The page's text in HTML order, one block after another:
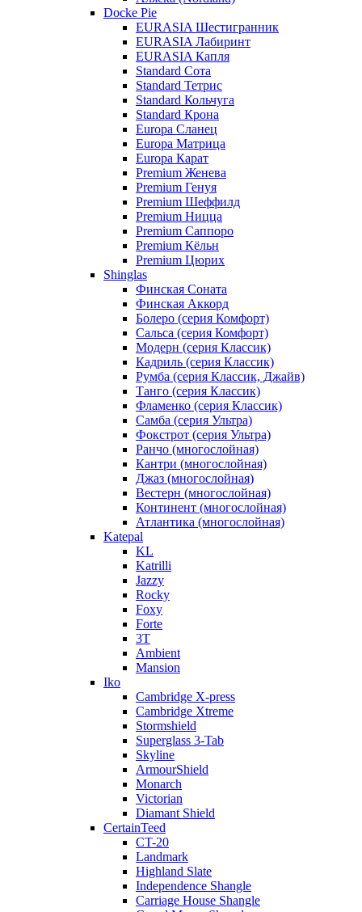
Docke Pie
EURASIA Шестигранник
EURASIA Лабиринт
EURASIA Капля
Standard Сота
Standard Тетрис
Standard Кольчуга
Standard Крона
Europa Сланец
Europa Матрица
Europa Карат
Premium Женева
Premium Генуя
Premium Шеффилд
Premium Ницца
Premium Саппоро
Premium Кёльн
Premium Цюрих
Shinglas
Финская Соната
Финская Аккорд
Болеро (серия Комфорт)
Сальса (серия Комфорт)
Модерн (серия Классик)
Кадриль (серия Классик)
Румба (серия Классик, Джайв)
Танго (серия Классик)
Фламенко (серия Классик)
Самба (серия Ультра)
Фокстрот (серия Ультра)
Ранчо (многослойная)
Кантри (многослойная)
Джаз (многослойная)
Вестерн (многослойная)
Континент (многослойная)
Атлантика (многослойная)
Katepal
KL
Katrilli
Jazzy
Rocky
Foxy
Forte
3T
Ambient
Mansion
Iko
Cambridge X-press
Cambridge Xtreme
Stormshield
Superglass 3-Tab
Skyline
ArmourShield
Monarch
Victorian
Diamant Shield
CertainTeed
CT-20
Landmark
Highland Slate
Independence Shangle
Carriage House Shangle